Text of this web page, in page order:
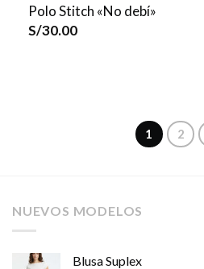
Polo Stitch «No debí»
S/30.00
1 2
NUEVOS MODELOS
Blusa Suplex